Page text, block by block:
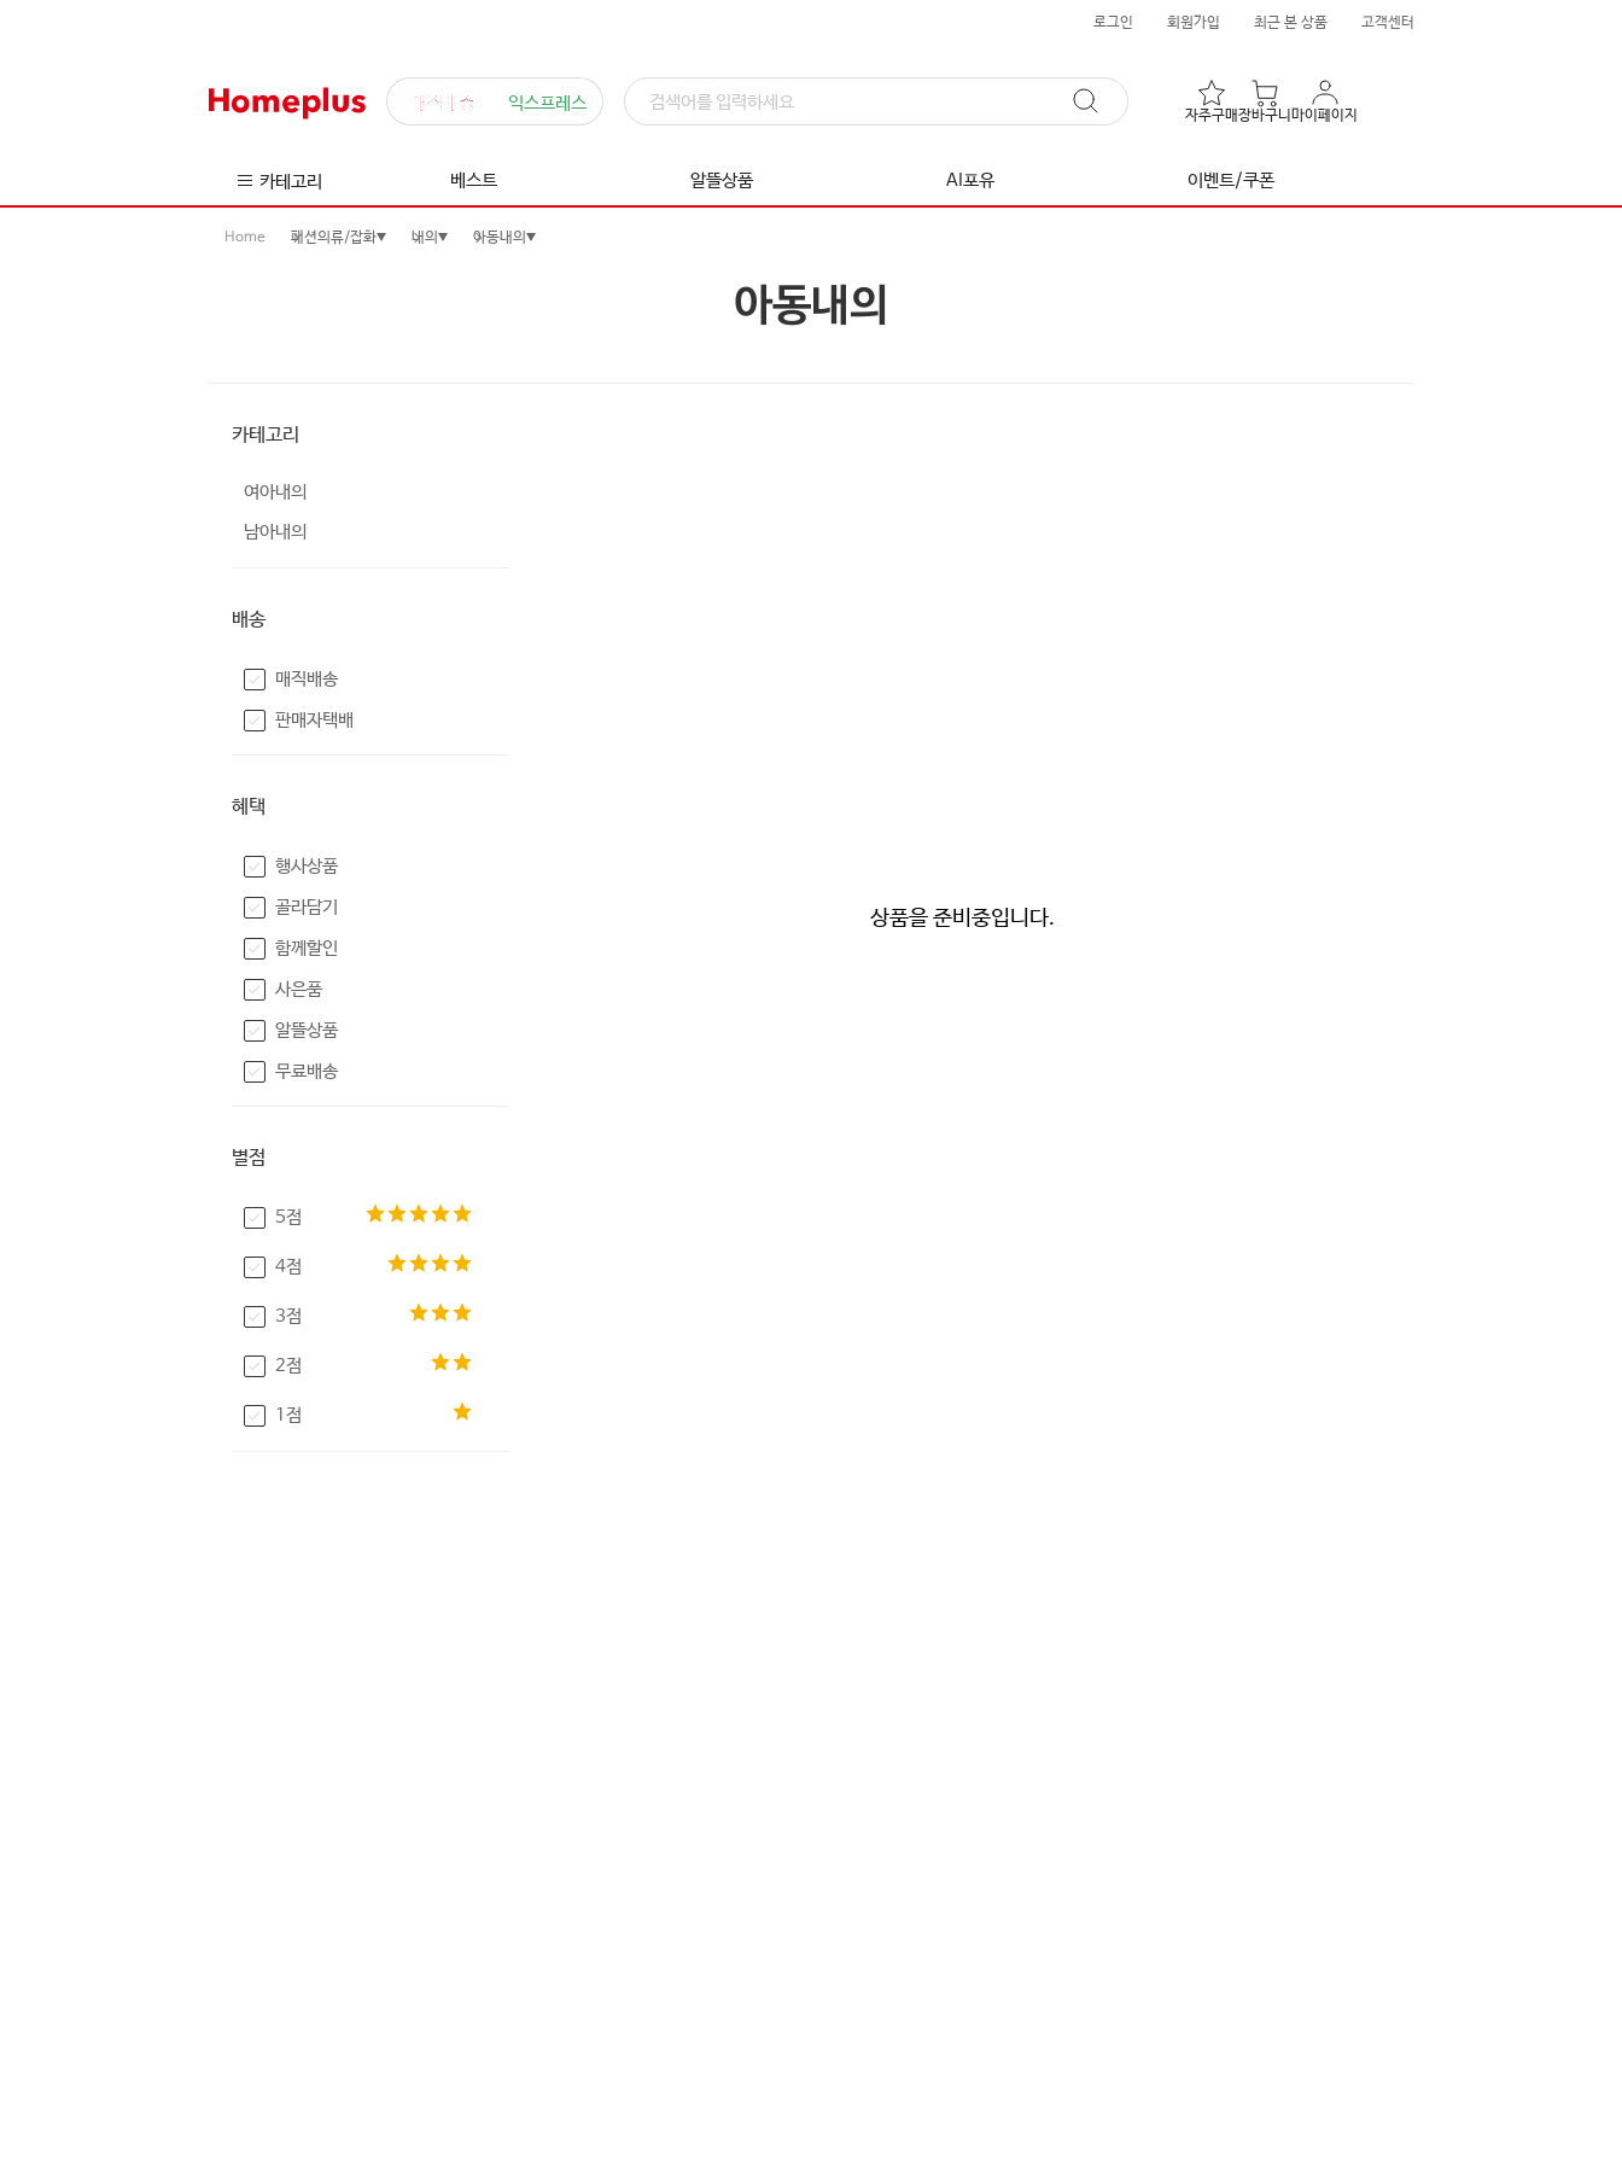
로그인 회원가입 최근 본 상품 고객센터
매직배송 익스프레스
자주구매장바구니 마이페이지
카테고리 베스트 알뜰상품 AI포유 이벤트/쿠폰
Home 패션의류/잡화 내의 아동내의
아동내의
카테고리
여아내의
남아내의
배송
매직배송
판매자택배
혜택
행사상품
골라담기
함께할인
사은품
알뜰상품
무료배송
별점
5점
4점
3점
2점
1점
상품을 준비중입니다.